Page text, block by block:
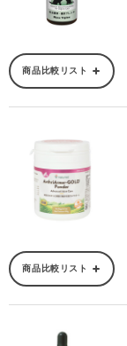
商品比較リスト
商品比較リスト